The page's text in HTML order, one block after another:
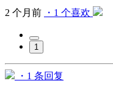
2 个月前 ・1 个喜欢
1
・1 条回复